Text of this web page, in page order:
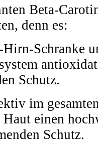
Beta-
denn es:
Schranke
Schutz.
im
Haut einen
Schutz.